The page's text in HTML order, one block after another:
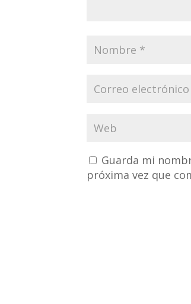
Guarda mi
próxima vez que